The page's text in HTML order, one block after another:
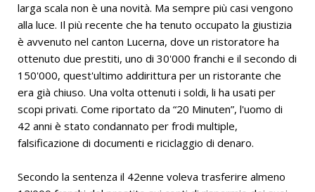
larga scala non è una novità. Ma sempre più casi vengono
alla luce. Il più recente che ha tenuto occupato la giustizia
è avvenuto nel canton Lucerna, dove un ristoratore ha
ottenuto due prestiti, uno di 30'000 franchi e il secondo di
150'000, quest'ultimo addirittura per un ristorante che
era già chiuso. Una volta ottenuti i soldi, li ha usati per
scopi privati. Come riportato da “20 Minuten”, l'uomo di
42 anni è stato condannato per frodi multiple,
falsificazione di documenti e riciclaggio di denaro.
Secondo la sentenza il 42enne voleva trasferire almeno